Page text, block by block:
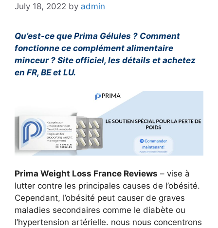
July 18, 2022 by admin
Qu’est-ce que Prima Gélules ? Comment
fonctionne ce complément alimentaire
minceur ? Site officiel, les détails et achetez
en FR, BE et LU.
Prima Weight Loss France Reviews – vise à
lutter contre les principales causes de l’obésité.
Cependant, l’obésité peut causer de graves
maladies secondaires comme le diabète ou
l’hypertension artérielle. nous nous concentrons